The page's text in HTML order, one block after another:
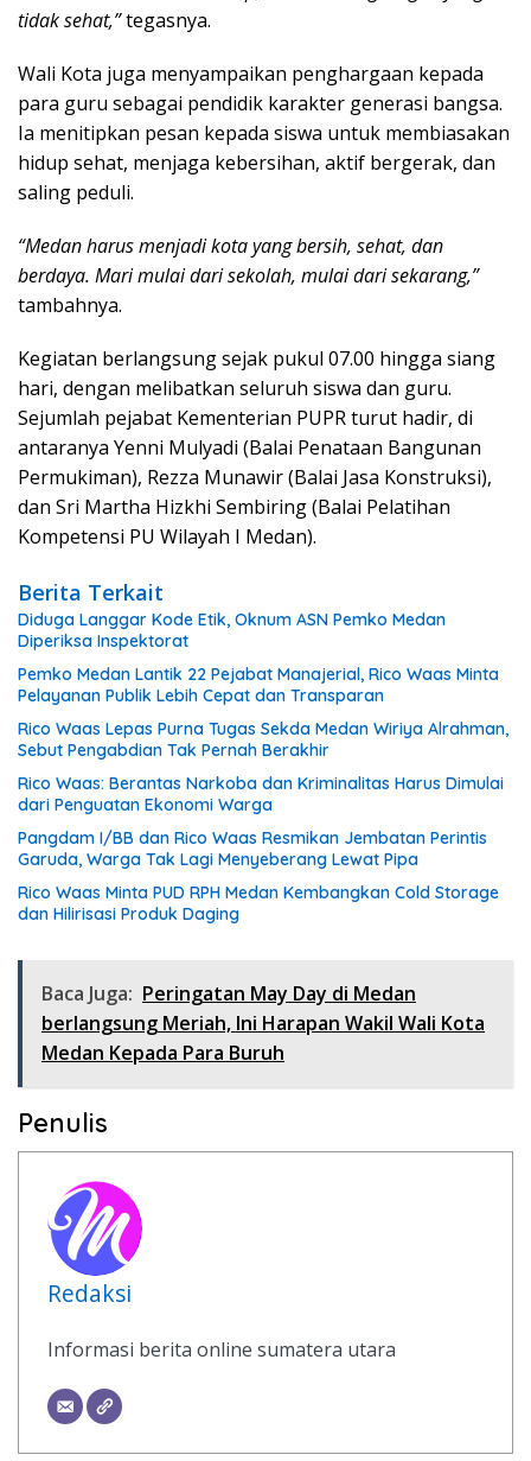
tidak sehat,”tegasnya.
Wali Kota juga menyampaikan penghargaan kepada
para guru sebagai pendidik karakter generasi bangsa.
Ia menitipkan pesan kepada siswa untuk membiasakan
hidup sehat, menjaga kebersihan, aktif bergerak, dan
saling peduli.
“Medan harus menjadi kota yang bersih, sehat, dan
berdaya. Mari mulai dari sekolah, mulai dari sekarang,”
tambahnya.
Kegiatan berlangsung sejak pukul 07.00 hingga siang
hari, dengan melibatkan seluruh siswa dan guru.
Sejumlah pejabat Kementerian PUPR turut hadir, di
antaranya Yenni Mulyadi (Balai Penataan Bangunan
Permukiman), Rezza Munawir (Balai Jasa Konstruksi),
dan Sri Martha Hizkhi Sembiring (Balai Pelatihan
Kompetensi PU Wilayah I Medan).
Berita Terkait
Diduga Langgar Kode Etik, Oknum ASN Pemko Medan
Diperiksa Inspektorat
Pemko Medan Lantik 22 Pejabat Manajerial, Rico Waas Minta
Pelayanan Publik Lebih Cepat dan Transparan
Rico Waas Lepas Purna Tugas Sekda Medan Wiriya Alrahman,
Sebut Pengabdian Tak Pernah Berakhir
Rico Waas: Berantas Narkoba dan Kriminalitas Harus Dimulai
dari Penguatan Ekonomi Warga
Pangdam I/BB dan Rico Waas Resmikan Jembatan Perintis
Garuda, Warga Tak Lagi Menyeberang Lewat Pipa
Rico Waas Minta PUD RPH Medan Kembangkan Cold Storage
dan Hilirisasi Produk Daging
Baca Juga: Peringatan May Day di Medan
berlangsung Meriah, Ini Harapan Wakil Wali Kota
Medan Kepada Para Buruh
Penulis
Redaksi
Informasi berita online sumatera utara